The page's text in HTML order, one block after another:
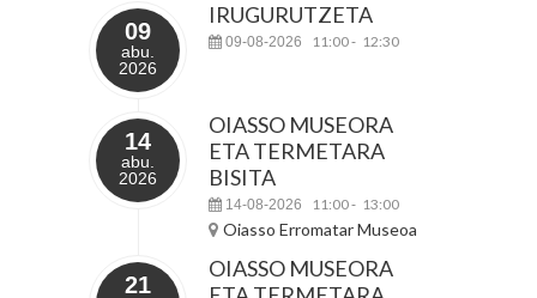
09
abu.
2026
IRUGURUTZETA
09-08-2026 11:00- 12:30
14
abu.
2026
OIASSO MUSEORA
ETA TERMETARA
BISITA
14-08-2026 11:00- 13:00
Oiasso Erromatar Museoa
21
OIASSO MUSEORA